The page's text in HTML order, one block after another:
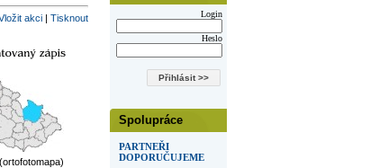
Login
Heslo
Spolupráce
PARTNEŘI
DOPORUČUJEME
akci| Tisknout